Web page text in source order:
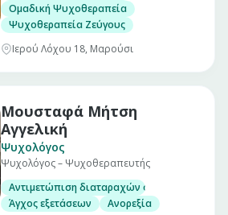
Ομαδική Ψυχοθεραπεία
Ψυχοθεραπεία Ζεύγους
Ιερού Λόχου 18, Μαρούσι
Μουσταφά Μήτση
Αγγελική
Ψυχολόγος
Ψυχολόγος – Ψυχοθεραπευτής
Αντιμετώπιση διαταραχών όπως
Άγχος εξετάσεων
Ανορεξία